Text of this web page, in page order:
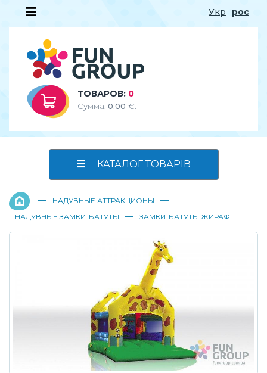
Укр рос
ТОВАРОВ: 0
Сумма: 0.00 €.
КАТАЛОГ ТОВАРІВ
— НАДУВНЫЕ АТТРАКЦИОНЫ —
НАДУВНЫЕ ЗАМКИ-БАТУТЫ — ЗАМКИ-БАТУТЫ ЖИРАФ